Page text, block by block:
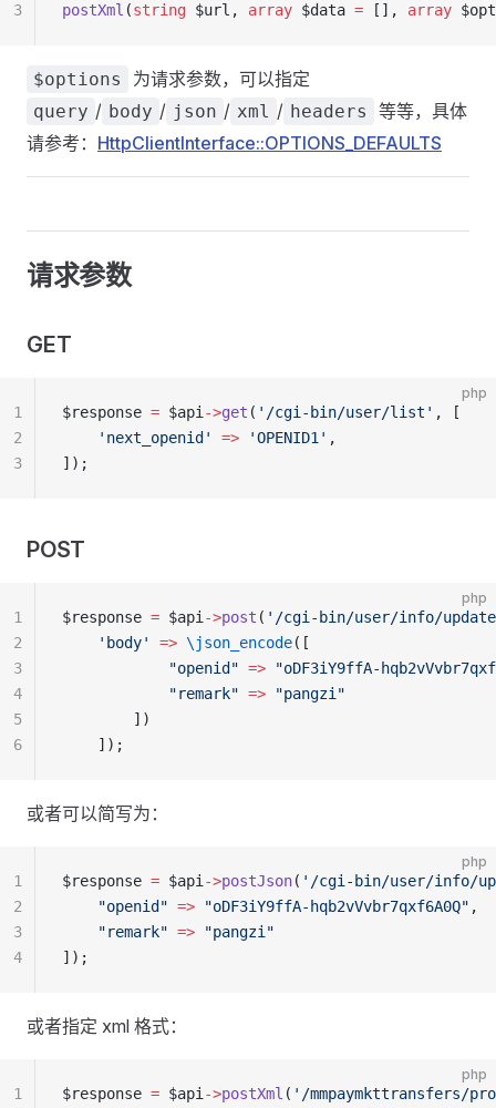
postXml (string $url, array $data = [], array
3
$options 为请求参数，可以指定
query / body / json / xml / headers
等等，具体
请参考： HttpClientInterface::OPTIONS_DEFAULTS
请求参数
GET
php
$response = $api ->get ( '/cgi-bin/user/list' , [
    'next_openid'
=> 'OPENID1' ,
]);
1
2
3
POST
php
$response = $api ->post ( '/cgi-bin/user/info/
    'body'
=> \json_encode([
            "openid"
=> "oDF3iY9ffA-
            "remark"
=> "pangzi"
        ])
    ]);
1
2
3
4
5
6
或者可以简写为：
php
$response = $api ->postJson( '/cgi-bin/user/info/
    "openid"
=> "oDF3iY9ffA-hqb2vVvbr7qxf6A0Q" ,
    "remark"
=> "pangzi"
]);
1
2
3
4
或者指定 xml 格式：
php
$response = $api ->postXml ( '/mmpaymkttransfers/
1